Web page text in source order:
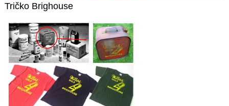
Tričko Brighouse